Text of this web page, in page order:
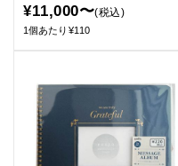
¥11,000〜(税込)
1個あたり¥110